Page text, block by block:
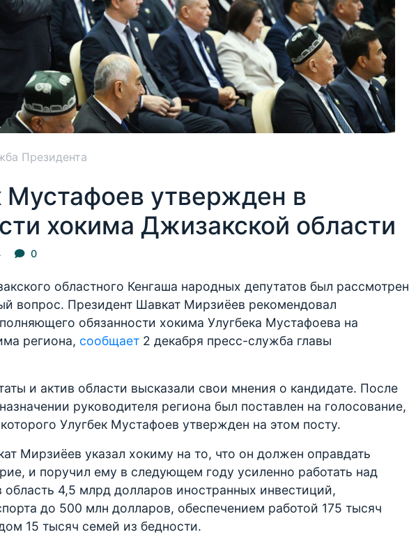
Президента
Мустафоев утвержден в
хокима Джизакской области
0
областного Кенгаша народных депутатов был рассмотрен
вопрос. Президент Шавкат Мирзиёев рекомендовал
обязанности хокима Улугбека Мустафоева на
региона, сообщает 2 декабря пресс-служба главы
и актив области высказали свои мнения о кандидате. После
руководителя региона был поставлен на голосование,
Улугбек Мустафоев утвержден на этом посту.
Мирзиёев указал хокиму на то, что он должен оправдать
и поручил ему в следующем году усиленно работать над
область 4,5 млрд долларов иностранных инвестиций,
до 500 млн долларов, обеспечением работой 175 тысяч
15 тысяч семей из бедности.